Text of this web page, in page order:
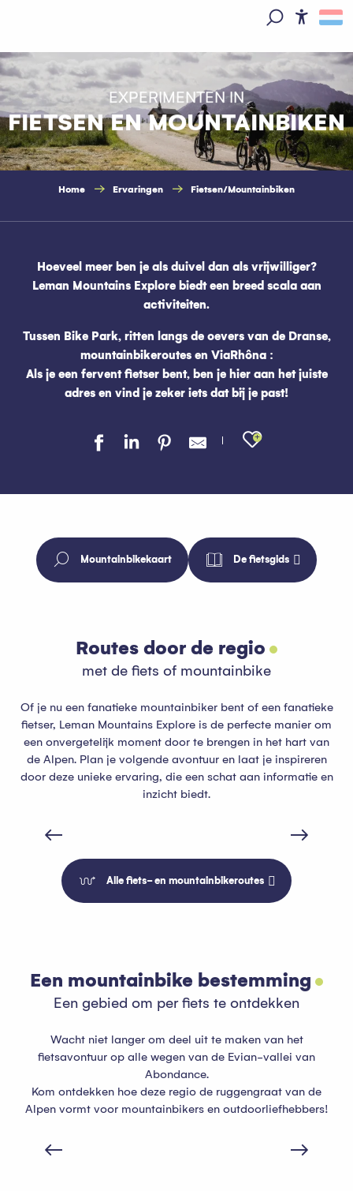
principal
EXPERIMENTEN IN
FIETSEN EN MOUNTAINBIKEN
Home Ervaringen Fietsen/Mountainbiken
Hoeveel meer ben je als duivel dan als vrijwilliger?
Leman Mountains Explore biedt een breed scala aan
activiteiten.
Tussen Bike Park, ritten langs de oevers van de Dranse,
mountainbikeroutes en ViaRhôna :
Als je een fervent fietser bent, ben je hier aan het juiste
adres en vind je zeker iets dat bij je past!
Ajouter
Mountainbikekaart De fietsgids
Routes door de regio
met de fiets of mountainbike
Of je nu een fanatieke mountainbiker bent of een fanatieke
fietser, Leman Mountains Explore is de perfecte manier om
een onvergetelijk moment door te brengen in het hart van
de Alpen. Plan je volgende avontuur en laat je inspireren
door deze unieke ervaring, die een schat aan informatie en
inzicht biedt.
7 dagen fietsen
Alle fiets- en mountainbikeroutes
Een mountainbike bestemming
Een gebied om per fiets te ontdekken
Wacht niet langer om deel uit te maken van het
fietsavontuur op alle wegen van de Evian-vallei van
Abondance.
Kom ontdekken hoe deze regio de ruggengraat van de
Alpen vormt voor mountainbikers en outdoorliefhebbers!